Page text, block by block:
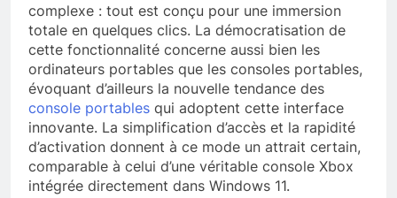
complexe : tout est conçu pour une immersion
totale en quelques clics. La démocratisation de
cette fonctionnalité concerne aussi bien les
ordinateurs portables que les consoles portables,
évoquant d’ailleurs la nouvelle tendance des
console portables qui adoptent cette interface
innovante. La simplification d’accès et la rapidité
d’activation donnent à ce mode un attrait certain,
comparable à celui d’une véritable console Xbox
intégrée directement dans Windows 11.